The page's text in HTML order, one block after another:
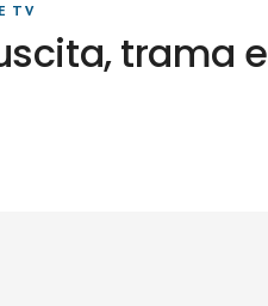
TV
trama e